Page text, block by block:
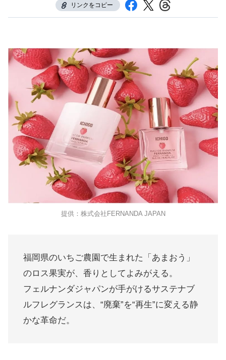
リンクをコピー
提供：株式会社FERNANDA JAPAN
福岡県のいちご農園で生まれた「あまおう」
のロス果実が、香りとしてよみがえる。
フェルナンダジャパンが手がけるサステナブ
ルフレグランスは、“廃棄”を“再生”に変える静
かな革命だ。